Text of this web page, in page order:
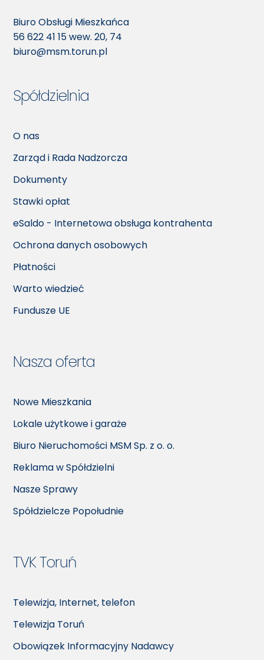
Biuro Obsługi Mieszkańca
56 622 41 15wew. 20, 74
biuro@msm.torun.pl
Spółdzielnia
O nas
Zarząd i Rada Nadzorcza
Dokumenty
Stawki opłat
eSaldo - Internetowa obsługa kontrahenta
Ochrona danych osobowych
Płatności
Warto wiedzieć
Fundusze UE
Nasza oferta
Nowe Mieszkania
Lokale użytkowe i garaże
Biuro Nieruchomości MSM Sp. z o. o.
Reklama w Spółdzielni
Nasze Sprawy
Spółdzielcze Popołudnie
TVK Toruń
Telewizja, Internet, telefon
Telewizja Toruń
Obowiązek Informacyjny Nadawcy